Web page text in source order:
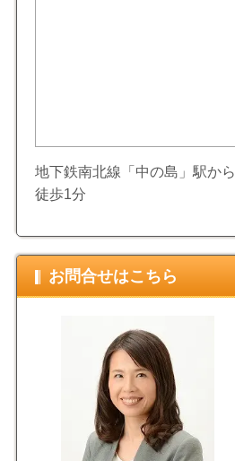
地下鉄南北線「中の島」駅から
徒歩1分
お問合せはこちら